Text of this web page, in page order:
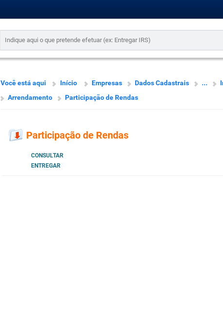
Você está aqui Início Empresas Dados Cadastrais ...
Arrendamento
Participação de Rendas
Participação de Rendas
CONSULTAR
ENTREGAR